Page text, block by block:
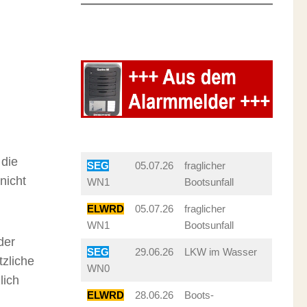
SEG
WN1
05.07.26
fraglicher
Bootsunfall
ELWRD
WN1
05.07.26
fraglicher
Bootsunfall
SEG
WN0
29.06.26 LKW im Wasser
ELWRD
28.06.26
Boots-